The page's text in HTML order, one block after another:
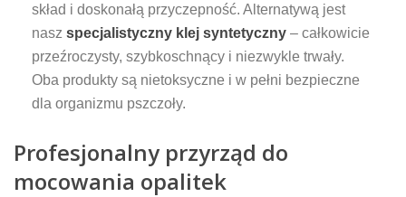
skład i doskonałą przyczepność. Alternatywą jest
nasz specjalistyczny klej syntetyczny – całkowicie
przeźroczysty, szybkoschnący i niezwykle trwały.
Oba produkty są nietoksyczne i w pełni bezpieczne
dla organizmu pszczoły.
Profesjonalny przyrząd do
mocowania opalitek